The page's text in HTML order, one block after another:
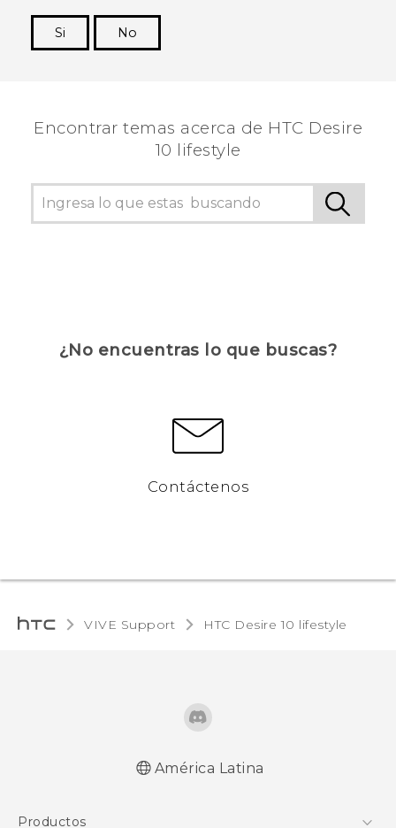
Si
No
Encontrar temas acerca de HTC Desire
10 lifestyle
¿No encuentras lo que buscas?
Contáctenos
VIVE Support HTC Desire 10 lifestyle‎
América Latina
Productos